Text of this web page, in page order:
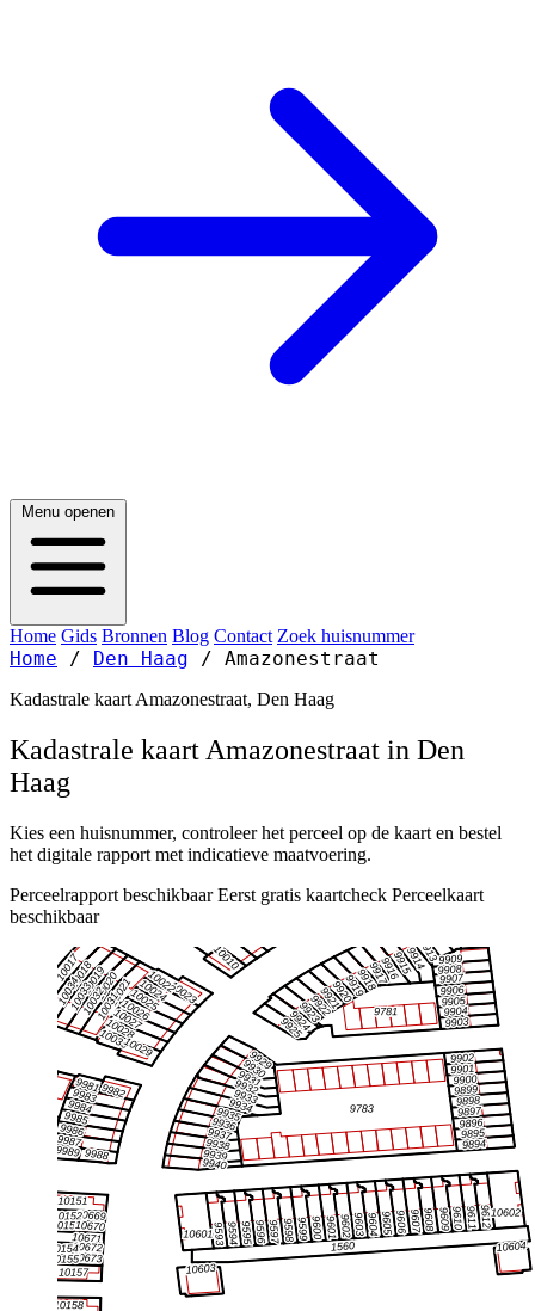
Menu openen
Home Gids Bronnen Blog Contact Zoek huisnummer
Home / Den Haag / Amazonestraat
Kadastrale kaart Amazonestraat, Den Haag
Kadastrale kaart Amazonestraat in Den
Haag
Kies een huisnummer, controleer het perceel op de kaart en bestel
het digitale rapport met indicatieve maatvoering.
Perceelrapport beschikbaar Eerst gratis kaartcheck Perceelkaart
beschikbaar